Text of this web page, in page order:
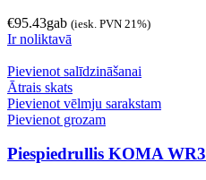
€95.43gab (iesk. PVN 21%)
Ir noliktavā
Pievienot salīdzināšanai
Ātrais skats
Pievienot vēlmju sarakstam
Pievienot grozam
Piespiedrullis KOMA WR3